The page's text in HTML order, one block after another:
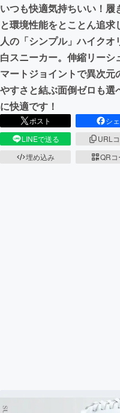
CAMPFIREふるさ
いつも快適気持ちいい！履
と環境性能をとことん追求
人の「シンプル」ハイクオ
白スニーカー。伸縮リーシ
マートジョイントで異次元
やすさと結ぶ面倒ゼロも選
に快適です！
ポスト
シ
LINEで送る
URL
埋め込み
QRコ